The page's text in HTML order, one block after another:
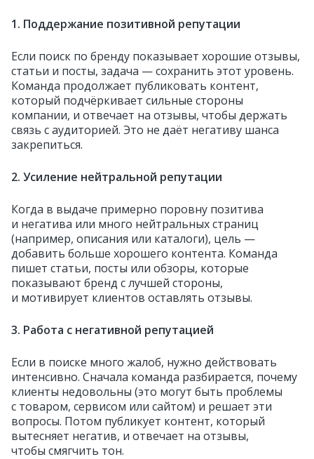
1. Поддержание позитивной репутации
Если поиск по бренду показывает хорошие отзывы,
статьи и посты, задача — сохранить этот уровень.
Команда продолжает публиковать контент,
который подчёркивает сильные стороны
компании, и отвечает на отзывы, чтобы держать
связь с аудиторией. Это не даёт негативу шанса
закрепиться.
2. Усиление нейтральной репутации
Когда в выдаче примерно поровну позитива
и негатива или много нейтральных страниц
(например, описания или каталоги), цель —
добавить больше хорошего контента. Команда
пишет статьи, посты или обзоры, которые
показывают бренд с лучшей стороны,
и мотивирует клиентов оставлять отзывы.
3. Работа с негативной репутацией
Если в поиске много жалоб, нужно действовать
интенсивно. Сначала команда разбирается, почему
клиенты недовольны (это могут быть проблемы
с товаром, сервисом или сайтом) и решает эти
вопросы. Потом публикует контент, который
вытесняет негатив, и отвечает на отзывы,
чтобы смягчить тон.